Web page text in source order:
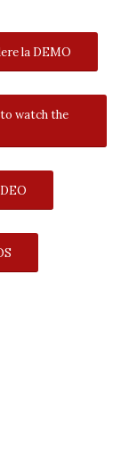
la DEMO
watch the